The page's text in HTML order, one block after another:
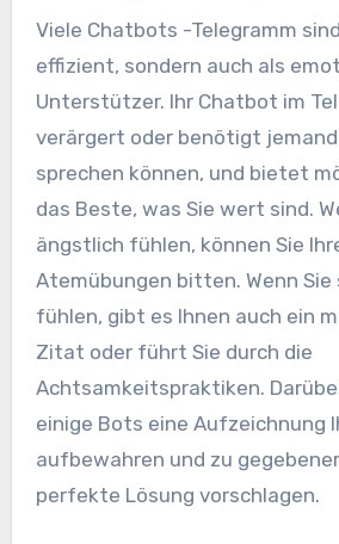
Viele Chatbots -Telegramm
effizient, sondern auch als
Unterstützer. Ihr Chatbot im
verärgert oder benötigt
sprechen können, und bietet
das Beste, was Sie wert sind.
ängstlich fühlen, können Sie
Atemübungen bitten. Wenn
fühlen, gibt es Ihnen auch ein
Zitat oder führt Sie durch die
Achtsamkeitspraktiken.
einige Bots eine Aufzeichnung
aufbewahren und zu
perfekte Lösung vorschlagen.